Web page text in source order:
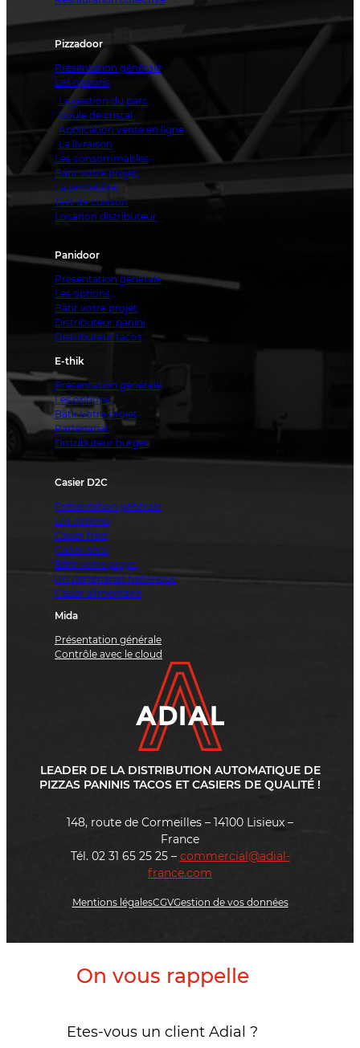
Pizzadoor
Présentation générale
Les options
La gestion du parc
Boule de cristal
Application vente en ligne
La livraison
Les consommables
Bâtir votre projet
La rentabilité
Test de cuisson
Location distributeur
Panidoor
Présentation générale
Les options
Bâtir votre projet
Distributeur panini
Distributeur tacos
E-thik
Présentation générale
Les options
Bâtir votre projet
Partenariat
Distributeur burger
Casier D2C
Présentation générale
Les options
Casier frais
Casier secs
Bâtir votre projet
Un partenariat historique
Casier alimentaire
Mida
Présentation générale
Contrôle avec le cloud
LEADER DE LA DISTRIBUTION AUTOMATIQUE DE
PIZZAS PANINIS TACOS ET CASIERS DE QUALITÉ !
148, route de Cormeilles – 14100 Lisieux –
France
Tél. 02 31 65 25 25 – commercial@adial-
france.com
Mentions légalesCGVGestion de vos données
On vous rappelle
Etes-vous un client Adial ?